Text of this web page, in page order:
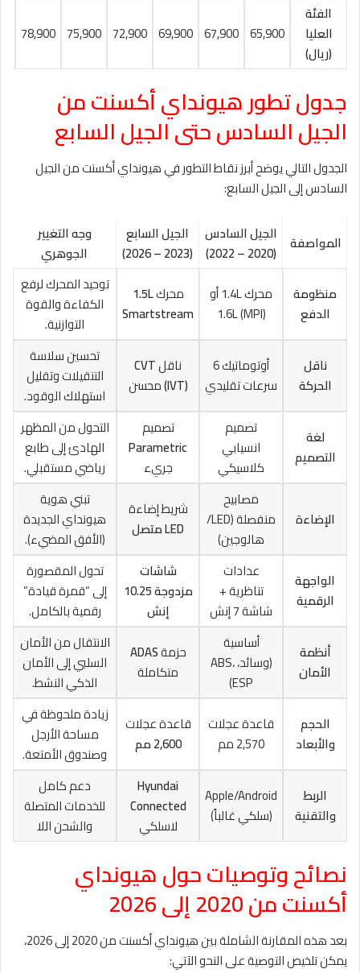
الفئة
العليا
(ريال)
65,900
67,900
69,900
72,900
75,900
78,900
جدول تطور هيونداي أكسنت من
الجيل السادس حتى الجيل السابع
الجدول التالي يوضح أبرز نقاط التطور في هيونداي أكسنت من الجيل
السادس إلى الجيل السابع:
المواصفة الجيل السادس
(2020 – 2022)
الجيل السابع
(2023 – 2026)
وجه التغيير
الجوهري
منظومة
الدفع
محرك 1.4L أو
1.6L (MPI)
محرك1.5L
Smartstream
توحيد المحرك لرفع
الكفاءة والقوة
التوازنية.
ناقل
الحركة
أوتوماتيك 6
سرعات تقليدي
ناقلCVT
(IVT)محسن
تحسين سلاسة
التنقيلات وتقليل
استهلاك الوقود.
لغة
التصميم
تصميم
انسيابي
كلاسيكي
تصميم
Parametric
جريء
التحول من المظهر
الهادئ إلى طابع
رياضي مستقبلي.
الإضاءة
مصابيح
منفصلة (LED/
هالوجين)
شريط إضاءة
LED متصل
تبني هوية
هيونداي الجديدة
(الأفق المضيء).
الواجهة
الرقمية
عدادات
تناظرية +
شاشة 7 إنش
شاشات
مزدوجة 10.25
إنش
تحول المقصورة
إلى “قمرة قيادة”
رقمية بالكامل.
أنظمة
الأمان
أساسية
(وسائد، ABS،
ESP)
حزمةADAS
متكاملة
الانتقال من الأمان
السلبي إلى الأمان
الذكي النشط.
الحجم
والأبعاد
قاعدة عجلات
2,570 مم
قاعدة عجلات
2,600 مم
زيادة ملحوظة في
مساحة الأرجل
وصندوق الأمتعة.
الربط
والتقنية
Apple/Android
(سلكي غالباً)
Hyundai
Connected
لاسلكي
دعم كامل
للخدمات المتصلة
والشحن اللا
نصائح وتوصيات حول هيونداي
أكسنت من 2020 إلى 2026
بعد هذه المقارنة الشاملة بين هيونداي أكسنت من 2020 إلى 2026،
يمكن تلخيص التوصية على النحو الآتي: